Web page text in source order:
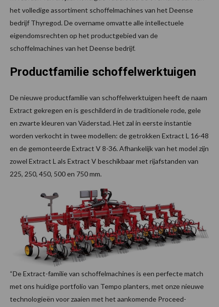
het volledige assortiment schoffelmachines van het Deense
bedrijf Thyregod. De overname omvatte alle intellectuele
eigendomsrechten op het productgebied van de
schoffelmachines van het Deense bedrijf.
Productfamilie schoffelwerktuigen
De nieuwe productfamilie van schoffelwerktuigen heeft de naam
Extract gekregen en is geschilderd in de traditionele rode, gele
en zwarte kleuren van Väderstad. Het zal in eerste instantie
worden verkocht in twee modellen: de getrokken Extract L 16-48
en de gemonteerde Extract V 8-36. Afhankelijk van het model zijn
zowel Extract L als Extract V beschikbaar met rijafstanden van
225, 250, 450, 500 en 750 mm.
“De Extract-familie van schoffelmachines is een perfecte match
met ons huidige portfolio van Tempo planters, met onze nieuwe
technologieën voor zaaien met het aankomende Proceed-